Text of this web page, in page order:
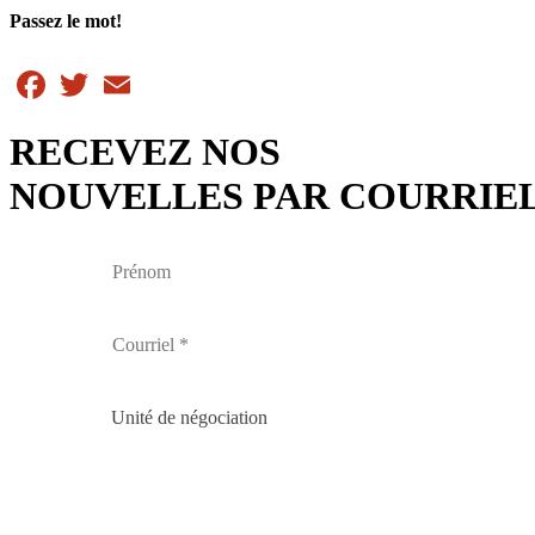
Passez le mot!
Facebook
Twitter
RECEVEZ NOS
NOUVELLES PAR
Unité de négociation